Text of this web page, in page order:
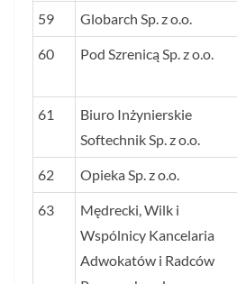
59 Globarch Sp. z o.o.
60 Pod Szrenicą Sp. z o.o.
61
Biuro Inżynierskie
Softechnik Sp. z o.o.
62 Opieka Sp. z o.o.
63
Mędrecki, Wilk i
Wspólnicy Kancelaria
Adwokatów i Radców